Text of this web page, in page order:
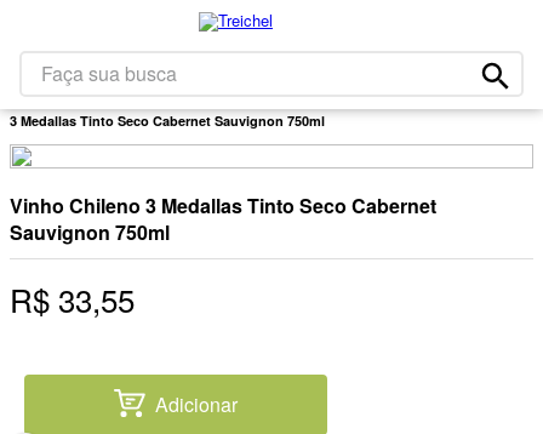
Faça sua busca
Vinho Chileno
3 Medallas Tinto Seco Cabernet Sauvignon 750ml
Vinho Chileno 3 Medallas Tinto Seco Cabernet
Sauvignon 750ml
R$ 33,55
Adicionar
2º leite
3º papel higiênico
6º iogurte
7º chocolate
8º arroz
detergente